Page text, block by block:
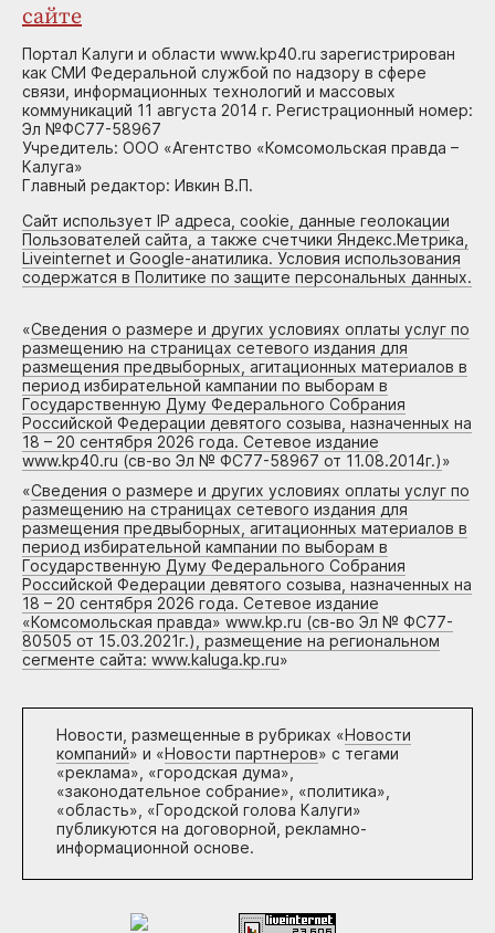
сайте
Портал Калуги и области www.kp40.ru зарегистрирован
как СМИ Федеральной службой по надзору в сфере
связи, информационных технологий и массовых
коммуникаций 11 августа 2014 г. Регистрационный номер:
Эл №ФС77-58967
Учредитель: ООО «Агентство «Комсомольская правда –
Калуга»
Главный редактор: Ивкин В.П.
Сайт использует IP адреса, cookie, данные геолокации
Пользователей сайта, а также счетчики Яндекс.Метрика,
Liveinternet и Google-анатилика. Условия использования
содержатся в Политике по защите персональных данных.
«Сведения о размере и других условиях оплаты услуг по
размещению на страницах сетевого издания для
размещения предвыборных, агитационных материалов в
период избирательной кампании по выборам в
Государственную Думу Федерального Собрания
Российской Федерации девятого созыва, назначенных на
18 – 20 сентября 2026 года. Сетевое издание
www.kp40.ru (св-во Эл № ФС77-58967 от 11.08.2014г.)»
«Сведения о размере и других условиях оплаты услуг по
размещению на страницах сетевого издания для
размещения предвыборных, агитационных материалов в
период избирательной кампании по выборам в
Государственную Думу Федерального Собрания
Российской Федерации девятого созыва, назначенных на
18 – 20 сентября 2026 года. Сетевое издание
«Комсомольская правда» www.kp.ru (св-во Эл № ФС77-
80505 от 15.03.2021г.), размещение на региональном
сегменте сайта: www.kaluga.kp.ru»
Новости, размещенные в рубриках «Новости
компаний» и «Новости партнеров» с тегами
«реклама», «городская дума»,
«законодательное собрание», «политика»,
«область», «Городской голова Калуги»
публикуются на договорной, рекламно-
информационной основе.